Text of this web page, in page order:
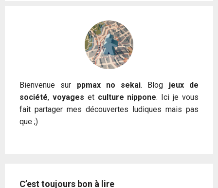
Bienvenue sur ppmax no sekai. Blog jeux de
société, voyages et culture nippone. Ici je vous
fait partager mes découvertes ludiques mais pas
que ;)
C’est toujours bon à lire